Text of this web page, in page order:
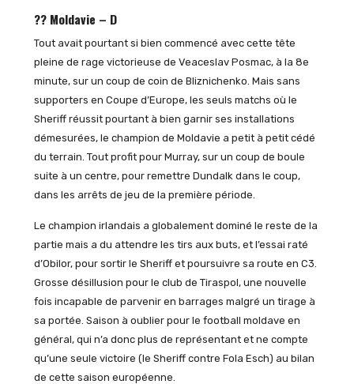
?? Moldavie – D
Tout avait pourtant si bien commencé avec cette tête
pleine de rage victorieuse de Veaceslav Posmac, à la 8e
minute, sur un coup de coin de Bliznichenko. Mais sans
supporters en Coupe d’Europe, les seuls matchs où le
Sheriff réussit pourtant à bien garnir ses installations
démesurées, le champion de Moldavie a petit à petit cédé
du terrain. Tout profit pour Murray, sur un coup de boule
suite à un centre, pour remettre Dundalk dans le coup,
dans les arrêts de jeu de la première période.
Le champion irlandais a globalement dominé le reste de la
partie mais a du attendre les tirs aux buts, et l’essai raté
d’Obilor, pour sortir le Sheriff et poursuivre sa route en C3.
Grosse désillusion pour le club de Tiraspol, une nouvelle
fois incapable de parvenir en barrages malgré un tirage à
sa portée. Saison à oublier pour le football moldave en
général, qui n’a donc plus de représentant et ne compte
qu’une seule victoire (le Sheriff contre Fola Esch) au bilan
de cette saison européenne.